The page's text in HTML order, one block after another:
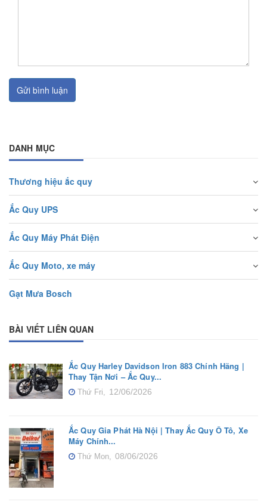
Gửi bình luận
DANH MỤC
Thương hiệu ắc quy
Ắc Quy UPS
Ắc Quy Máy Phát Điện
Ắc Quy Moto, xe máy
Gạt Mưa Bosch
BÀI VIẾT LIÊN QUAN
Ắc Quy Harley Davidson Iron 883 Chính Hãng |
Thay Tận Nơi – Ắc Quy...
Thứ Fri, 12/06/2026
Ắc Quy Gia Phát Hà Nội | Thay Ắc Quy Ô Tô, Xe
Máy Chính...
Thứ Mon, 08/06/2026